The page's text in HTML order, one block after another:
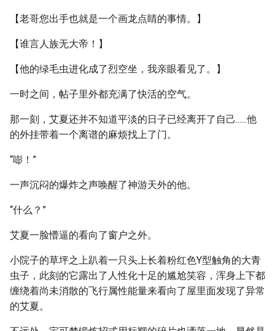
【老哥您出手也就是一个画龙点睛的事情。】
【谁言人族无大帝！】
【他的绿毛虫进化成了烈空坐，我亲眼看见了。】
一时之间，帖子里外都充满了快活的空气。
那一刻，艾夏还并不知道平淡的日子已经离开了自己......他
的外挂带着一个离谱的麻烦找上了门。
“嘭！”
一声沉闷的爆炸之声唤醒了神游天外的他。
“什么？”
艾夏一脸懵逼的看向了窗户之外。
小院子的草坪之上趴着一只头上长着粉红色Y型触角的大青
虫子，此刻的它露出了人性化十足的尴尬笑容，浑身上下都
缠绕着尚未消散的飞行属性能量来看向了屋里面发现了异常
的艾夏。